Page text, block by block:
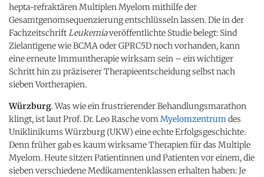
hepta-refraktären Multiplen Myelom mithilfe der
Gesamtgenomsequenzierung entschlüsseln lassen. Die in der
Fachzeitschrift Leukemiaveröffentlichte Studie belegt: Sind
Zielantigene wie BCMA oder GPRC5D noch vorhanden, kann
eine erneute Immuntherapie wirksam sein – ein wichtiger
Schritt hin zu präziserer Therapieentscheidung selbst nach
sieben Vortherapien.
Würzburg. Was wie ein frustrierender Behandlungsmarathon
klingt, ist laut Prof. Dr. Leo Rasche vom Myelomzentrum des
Uniklinikums Würzburg (UKW) eine echte Erfolgsgeschichte.
Denn früher gab es kaum wirksame Therapien für das Multiple
Myelom. Heute sitzen Patientinnen und Patienten vor einem, die
sieben verschiedene Medikamentenklassen erhalten haben: Je